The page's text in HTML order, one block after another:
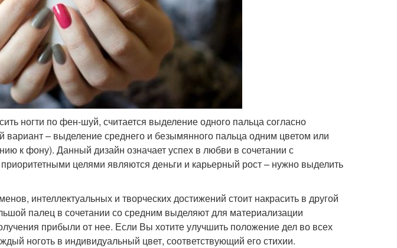
ногти по фен-шуй, считается выделение одного пальца согласно
– выделение среднего и безымянного пальца одним цветом или
к фону). Данный дизайн означает успех в любви в сочетании с
целями являются деньги и карьерный рост – нужно выделить
интеллектуальных и творческих достижений стоит накрасить в другой
палец в сочетании со средним выделяют для материализации
прибыли от нее. Если Вы хотите улучшить положение дел во всех
ноготь в индивидуальный цвет, соответствующий его стихии.